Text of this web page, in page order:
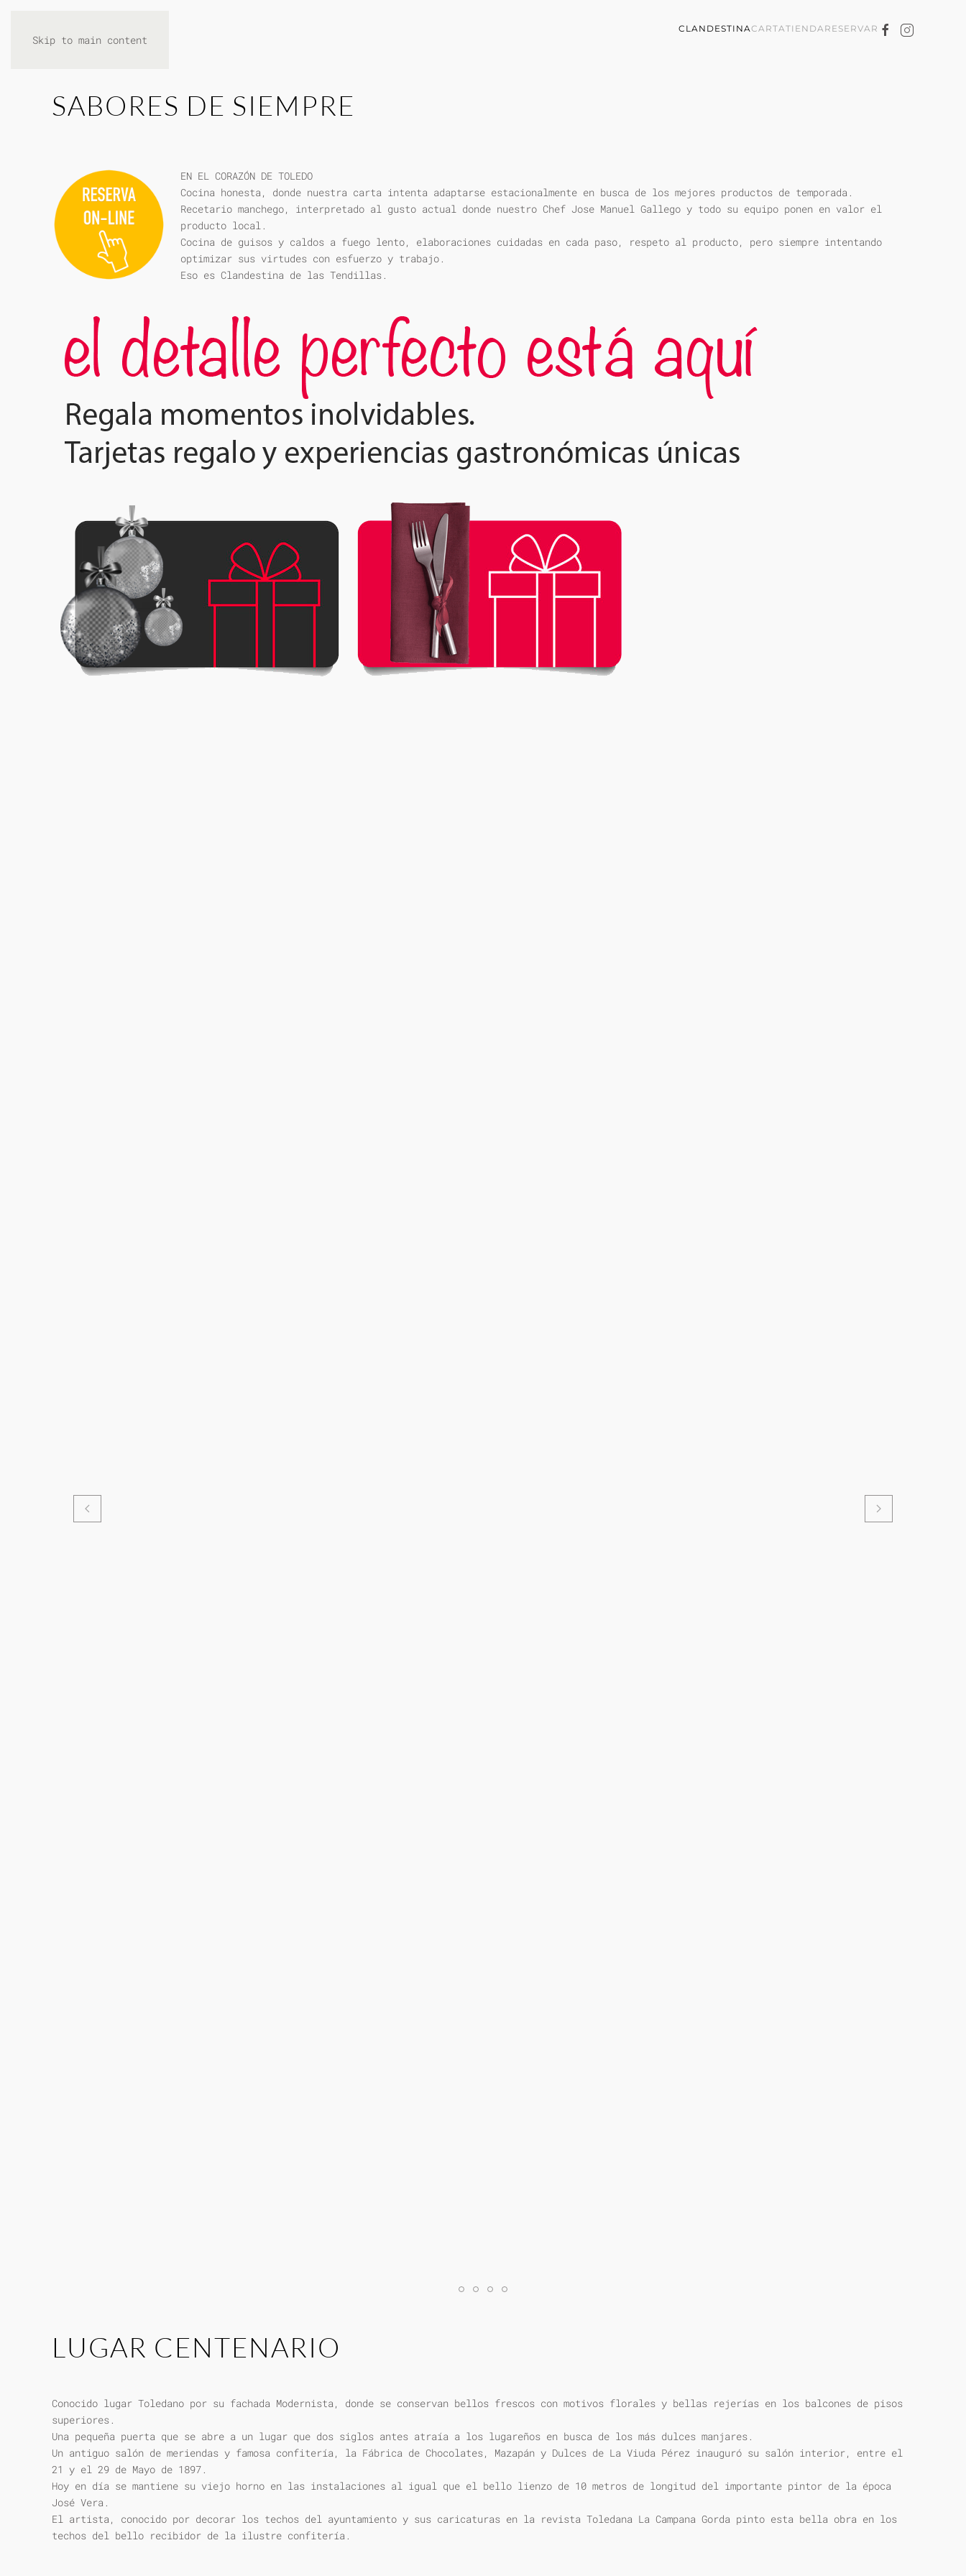
Skip to main content
CLANDESTINACARTATIENDARESERVAR
SABORES DE SIEMPRE
EN EL CORAZÓN DE TOLEDO
Cocina honesta, donde nuestra carta intenta adaptarse estacionalmente en busca de los mejores productos de temporada.
Recetario manchego, interpretado al gusto actual donde nuestro Chef Jose Manuel Gallego y todo su equipo ponen en valor el
producto local.
Cocina de guisos y caldos a fuego lento, elaboraciones cuidadas en cada paso, respeto al producto, pero siempre intentando
optimizar sus virtudes con esfuerzo y trabajo.
Eso es Clandestina de las Tendillas.
LUGAR CENTENARIO
Conocido lugar Toledano por su fachada Modernista, donde se conservan bellos frescos con motivos florales y bellas rejerías en los balcones de pisos
superiores.
Una pequeña puerta que se abre a un lugar que dos siglos antes atraía a los lugareños en busca de los más dulces manjares.
Un antiguo salón de meriendas y famosa confitería, la Fábrica de Chocolates, Mazapán y Dulces de La Viuda Pérez inauguró su salón interior, entre el
21 y el 29 de Mayo de 1897.
Hoy en día se mantiene su viejo horno en las instalaciones al igual que el bello lienzo de 10 metros de longitud del importante pintor de la época
José Vera.
El artista, conocido por decorar los techos del ayuntamiento y sus caricaturas en la revista Toledana La Campana Gorda pinto esta bella obra en los
techos del bello recibidor de la ilustre confitería.